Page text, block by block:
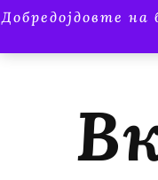
Добредојдовте на